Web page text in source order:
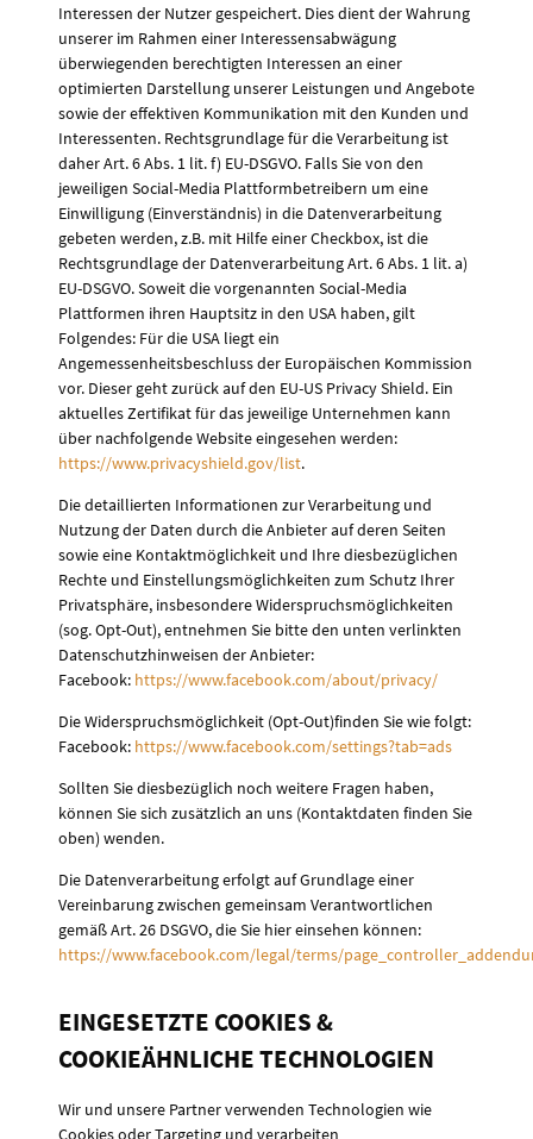
Interessen der Nutzer gespeichert. Dies dient der Wahrung
unserer im Rahmen einer Interessensabwägung
überwiegenden berechtigten Interessen an einer
optimierten Darstellung unserer Leistungen und Angebote
sowie der effektiven Kommunikation mit den Kunden und
Interessenten. Rechtsgrundlage für die Verarbeitung ist
daher Art. 6 Abs. 1 lit. f) EU-DSGVO. Falls Sie von den
jeweiligen Social-Media Plattformbetreibern um eine
Einwilligung (Einverständnis) in die Datenverarbeitung
gebeten werden, z.B. mit Hilfe einer Checkbox, ist die
Rechtsgrundlage der Datenverarbeitung Art. 6 Abs. 1 lit. a)
EU-DSGVO. Soweit die vorgenannten Social-Media
Plattformen ihren Hauptsitz in den USA haben, gilt
Folgendes: Für die USA liegt ein
Angemessenheitsbeschluss der Europäischen Kommission
vor. Dieser geht zurück auf den EU-US Privacy Shield. Ein
aktuelles Zertifikat für das jeweilige Unternehmen kann
über nachfolgende Website eingesehen werden:
https://www.privacyshield.gov/list.
Die detaillierten Informationen zur Verarbeitung und
Nutzung der Daten durch die Anbieter auf deren Seiten
sowie eine Kontaktmöglichkeit und Ihre diesbezüglichen
Rechte und Einstellungsmöglichkeiten zum Schutz Ihrer
Privatsphäre, insbesondere Widerspruchsmöglichkeiten
(sog. Opt-Out), entnehmen Sie bitte den unten verlinkten
Datenschutzhinweisen der Anbieter:
Facebook: https://www.facebook.com/about/privacy/
Die Widerspruchsmöglichkeit (Opt-Out)finden Sie wie folgt:
Facebook: https://www.facebook.com/settings?tab=ads
Sollten Sie diesbezüglich noch weitere Fragen haben,
können Sie sich zusätzlich an uns (Kontaktdaten finden Sie
oben) wenden.
Die Datenverarbeitung erfolgt auf Grundlage einer
Vereinbarung zwischen gemeinsam Verantwortlichen
gemäß Art. 26 DSGVO, die Sie hier einsehen können:
https://www.facebook.com/legal/terms/
EINGESETZTE COOKIES &
COOKIEÄHNLICHE TECHNOLOGIEN
Wir und unsere Partner verwenden Technologien wie
Cookies oder Targeting und verarbeiten